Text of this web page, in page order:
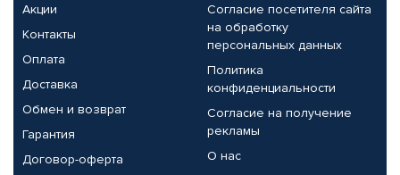
Акции
Контакты
Оплата
Доставка
Обмен и возврат
Гарантия
Договор-оферта
Согласие посетителя сайта
на обработку
персональных данных
Политика
конфиденциальности
Согласие на получение
рекламы
О нас